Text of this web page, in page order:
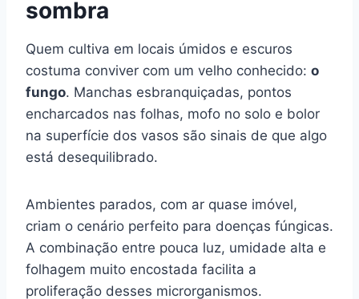
sombra
Quem cultiva em locais úmidos e escuros
costuma conviver com um velho conhecido: o
fungo. Manchas esbranquiçadas, pontos
encharcados nas folhas, mofo no solo e bolor
na superfície dos vasos são sinais de que algo
está desequilibrado.
Ambientes parados, com ar quase imóvel,
criam o cenário perfeito para doenças fúngicas.
A combinação entre pouca luz, umidade alta e
folhagem muito encostada facilita a
proliferação desses microrganismos.